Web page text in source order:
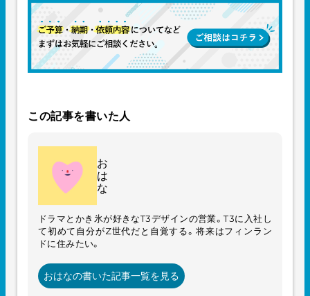
この記事を書いた人
お
は
な
ドラマとかき氷が好きなT3デザインの営業。T3に入社し
て初めて自分がZ世代だと自覚する。将来はフィンラン
ドに住みたい。
おはなの書いた記事一覧を見る